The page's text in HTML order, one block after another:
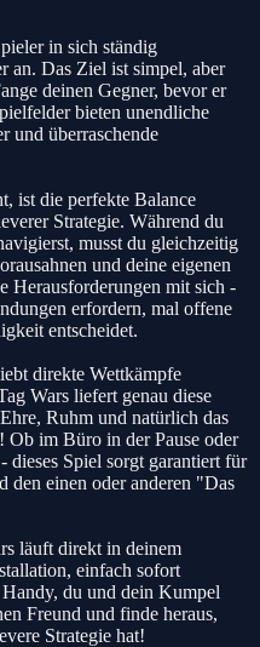
in sich ständig
an. Das Ziel ist simpel, aber
deinen Gegner, bevor er
bieten unendliche
und überraschende
ist die perfekte Balance
Strategie. Während du
musst du gleichzeitig
und deine eigenen
Herausforderungen mit sich -
erfordern, mal offene
entscheidet.
direkte Wettkämpfe
Wars liefert genau diese
Ruhm und natürlich das
Ob im Büro in der Pause oder
Spiel sorgt garantiert für
den einen oder anderen "Das
läuft direkt in deinem
einfach sofort
du und dein Kumpel
Freund und finde heraus,
Strategie hat!